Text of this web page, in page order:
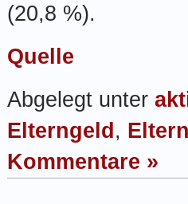
(20,8 %).
Quelle
Abgelegt unter
Elterngeld ,
Kommentare »